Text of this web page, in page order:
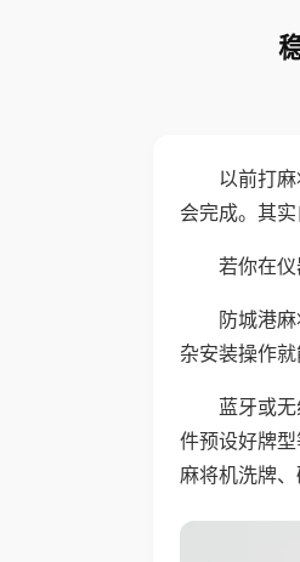
以前打
会完成。其
若你在
防城港
杂安装操作
蓝牙或
件预设好牌
麻将机洗牌、